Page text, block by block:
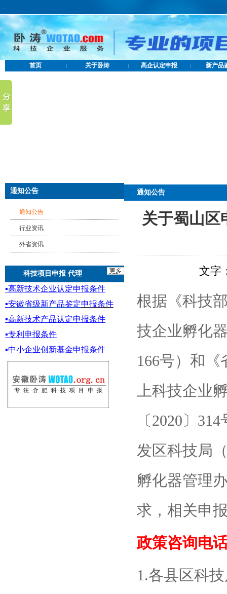
.
首页 关于卧涛 高企认定申报 新产品
通知公告
通知公告
行业资讯
外省资讯
科技项目申报 代理
▪高新技术企业认定申报条件
▪安徽省级新产品鉴定申报条件
▪高新技术产品认定申报条件
▪专利申报条件
▪中小企业创新基金申报条件
通知公告
关于蜀山区
文字
根据《科技
技企业孵化
166号）和
上科技企业
〔2020〕
发区科技局
孵化器管理
求，相关申
政策咨询电
1.各县区科